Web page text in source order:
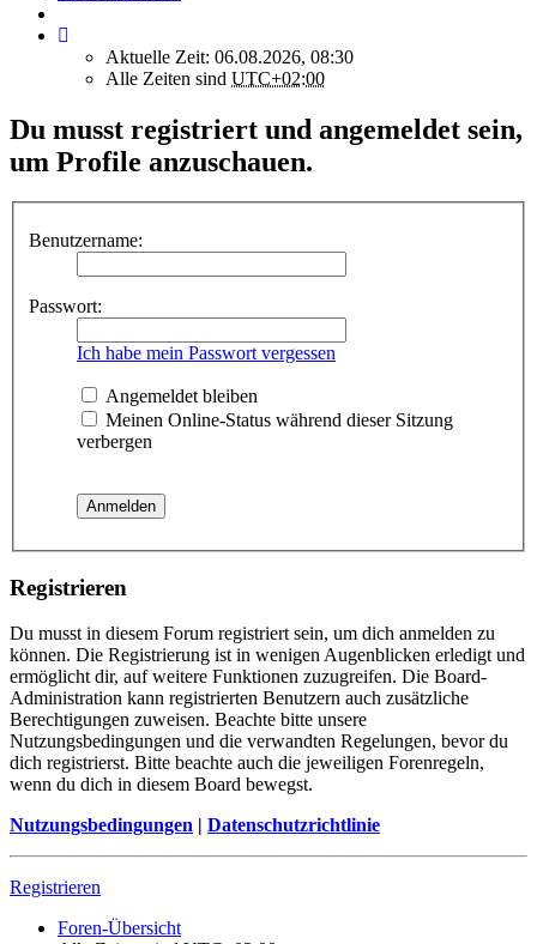
Aktuelle Zeit: 06.08.2026, 08:30
Alle Zeiten sind UTC+02:00
Du musst registriert und angemeldet sein,
um Profile anzuschauen.
Benutzername:
Passwort:
Ich habe mein Passwort vergessen
Angemeldet bleiben
Meinen Online-Status während dieser Sitzung
verbergen
Registrieren
Du musst in diesem Forum registriert sein, um dich anmelden zu
können. Die Registrierung ist in wenigen Augenblicken erledigt und
ermöglicht dir, auf weitere Funktionen zuzugreifen. Die Board-
Administration kann registrierten Benutzern auch zusätzliche
Berechtigungen zuweisen. Beachte bitte unsere
Nutzungsbedingungen und die verwandten Regelungen, bevor du
dich registrierst. Bitte beachte auch die jeweiligen Forenregeln,
wenn du dich in diesem Board bewegst.
Nutzungsbedingungen | Datenschutzrichtlinie
Registrieren
Foren-Übersicht